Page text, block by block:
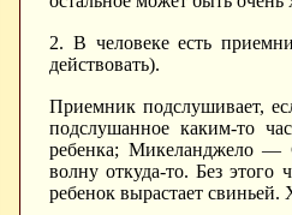
2. В человеке есть
действовать).
Приемник подслушивает,
подслушанное каким-то
ребенка; Микеланджело —
волну откуда-то. Без
ребенок вырастает